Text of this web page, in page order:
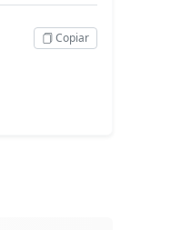
Copiar